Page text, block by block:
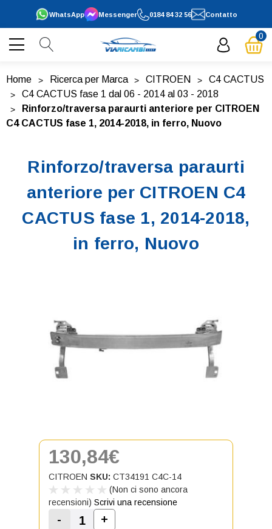
0184 84 32 56
WhatsApp Contatto
Messenger
0
Home Ricerca per Marca CITROEN
C4 CACTUS
C4 CACTUS fase 1 dal 06 - 2014 al 03 - 2018
Rinforzo/traversa paraurti anteriore per CITROEN
C4 CACTUS fase 1, 2014-2018, in ferro, Nuovo
Rinforzo/traversa paraurti
anteriore per CITROEN C4
CACTUS fase 1, 2014-2018,
in ferro, Nuovo
130,84€
CITROEN SKU: CT34191 C4C-14
(Non ci sono ancora
recensioni) Scrivi una recensione
- +